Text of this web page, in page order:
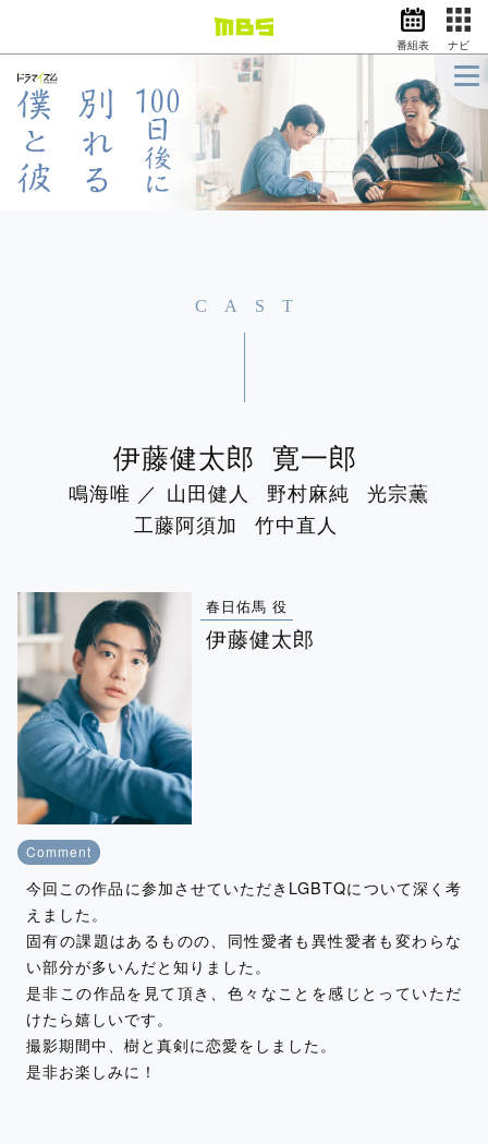
情報・報道
バラエティ
ドラマ
アニメ
スポーツ
EN 検索 番組表
番組表 ナビ
CAST
伊藤健太郎 寛一郎
鳴海唯 ／ 山田健人 野村麻純
光宗薫
工藤阿須加
竹中直人
春日佑馬 役
伊藤健太郎
Comment
今回この作品に参加させていただきLGBTQについて深く考
えました。
固有の課題はあるものの、同性愛者も異性愛者も変わらな
い部分が多いんだと知りました。
是非この作品を見て頂き、色々なことを感じとっていただ
けたら嬉しいです。
撮影期間中、樹と真剣に恋愛をしました。
是非お楽しみに！